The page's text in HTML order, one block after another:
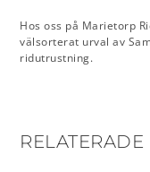
Hos oss på Marietorp
välsorterat urval av
ridutrustning.